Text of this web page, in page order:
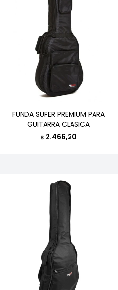
FUNDA SUPER PREMIUM PARA
GUITARRA CLASICA
$ 2.466,20